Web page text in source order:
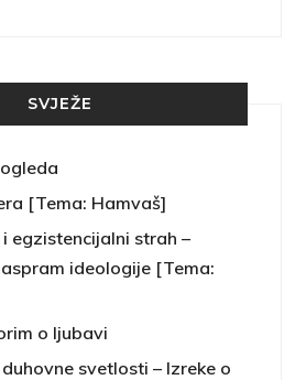
SVJEŽE
[Tema: Hamvaš]
egzistencijalni strah –
ideologije [Tema:
o ljubavi
svetlosti – Izreke o